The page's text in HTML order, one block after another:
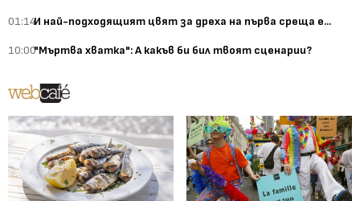
01:14И най-подходящият цвят за дреха на първа среща е...
10:00"Мъртва хватка": А какъв би бил твоят сценарии?